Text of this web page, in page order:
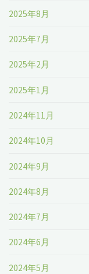
2025年8月
2025年7月
2025年2月
2025年1月
2024年11月
2024年10月
2024年9月
2024年8月
2024年7月
2024年6月
2024年5月